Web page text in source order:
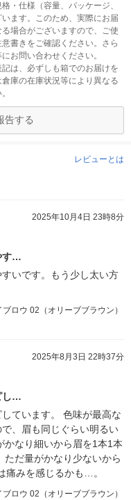
・仕様（容量、パッケージ、
ます。このため、実際にお届
場合がございますので、ご使
書きをご確認ください。さら
お問い合わせください。
は、必ずしも箱でのお届けを
庫の在庫状況等により異なる
告する
レビューとは
2025年10月4日 23時8分
す…
いです。もう少し太い方
ロウ 02（オリーブブラウン）
2025年8月3日 22時37分
し…
ています。 色味が最高な
、眉も同じぐらい明るい
かなり細いから眉を1本1本
だ量がかなり少ないから
痛みを感じるかも…。
ロウ 02（オリーブブラウン）